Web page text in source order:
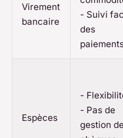
Virement
bancaire
- Suivi
des
Espèces
-
- Pas de
gestion de